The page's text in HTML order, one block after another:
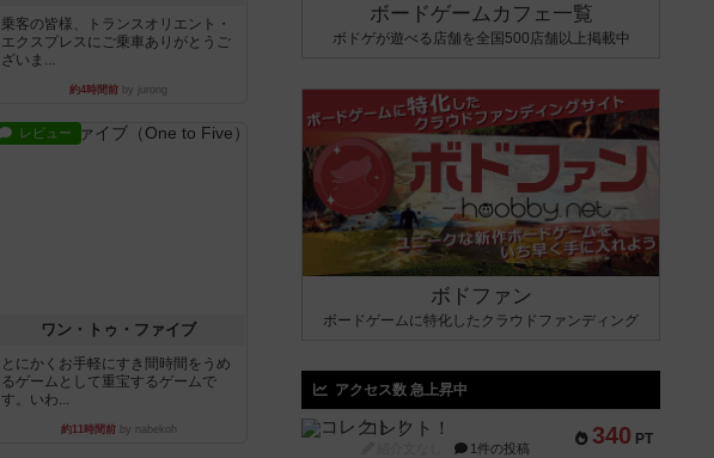
乗客の皆様、トランスオリエント・
エクスプレスにご乗車ありがとうご
ざいま...
約4時間前 by jurong
レビュー
ワン・トゥ・ファイブ
とにかくお手軽にすき間時間をうめ
るゲームとして重宝するゲームで
す。いわ...
約11時間前by nabekoh
ボードゲームカフェ一覧
ボドゲが遊べる店舗を全国500店舗以上掲載中
ボドファン
ボードゲームに特化したクラウドファンディング
アクセス数 急上昇中
340 PT
コレクト！
1件の投稿